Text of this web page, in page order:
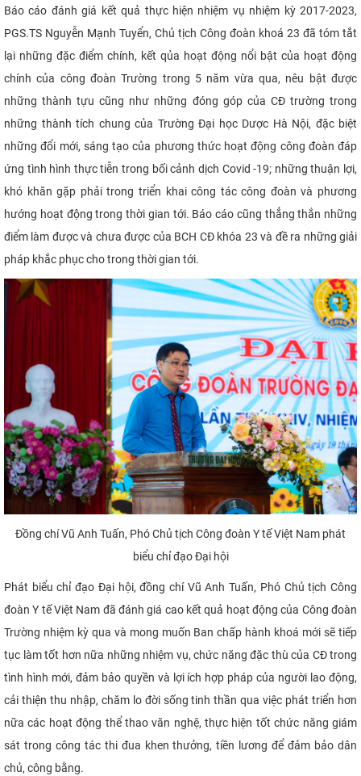
Báo cáo đánh giá kết quả thực hiện nhiệm vụ nhiệm kỳ 2017-2023,
PGS.TS Nguyễn Mạnh Tuyển, Chủ tịch Công đoàn khoá 23 đã tóm tắt
lại những đặc điểm chính, kết qủa hoạt động nổi bật của hoạt động
chính của công đoàn Trường trong 5 năm vừa qua, nêu bật được
những thành tựu cũng như những đóng góp của CĐ trường trong
những thành tích chung của Trường Đại học Dược Hà Nội, đặc biệt
những đổi mới, sáng tạo của phương thức hoạt động công đoàn đáp
ứng tình hình thực tiễn trong bối cảnh dịch Covid -19; những thuận lợi,
khó khăn gặp phải trong triển khai công tác công đoàn và phương
hướng hoạt động trong thời gian tới. Báo cáo cũng thẳng thắn những
điểm làm được và chưa được của BCH CĐ khóa 23 và đề ra những giải
pháp khắc phục cho trong thời gian tới.
Đồng chí Vũ Anh Tuấn, Phó Chủ tịch Công đoàn Y tế Việt Nam phát
biểu chỉ đạo Đại hội
Phát biểu chỉ đạo Đại hội, đồng chí Vũ Anh Tuấn, Phó Chủ tịch Công
đoàn Y tế Việt Nam đã đánh giá cao kết quả hoạt động của Công đoàn
Trường nhiệm kỳ qua và mong muốn Ban chấp hành khoá mới sẽ tiếp
tục làm tốt hơn nữa những nhiệm vụ, chức năng đặc thù của CĐ trong
tình hình mới, đảm bảo quyền và lợi ích hợp pháp của người lao động,
cải thiện thu nhập, chăm lo đời sống tinh thần qua việc phát triển hơn
nữa các hoạt động thể thao văn nghệ, thực hiện tốt chức năng giám
sát trong công tác thi đua khen thưởng, tiền lương để đảm bảo dân
chủ, công bằng.